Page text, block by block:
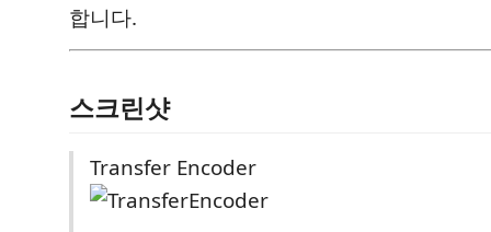
합니다.
스크린샷
Transfer Encoder